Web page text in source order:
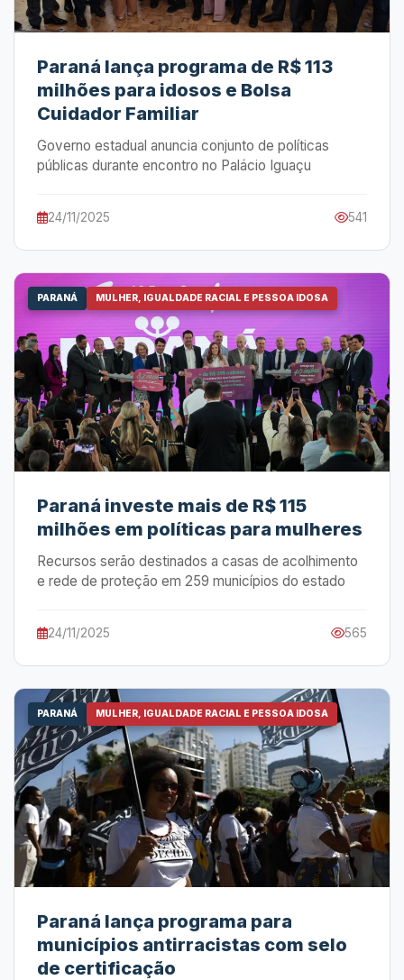
Paraná lança programa de R$ 113
milhões para idosos e Bolsa
Cuidador Familiar
Governo estadual anuncia conjunto de políticas
públicas durante encontro no Palácio Iguaçu
24/11/2025 541
PARANÁ MULHER, IGUALDADE RACIAL E PESSOA IDOSA
Paraná investe mais de R$ 115
milhões em políticas para mulheres
Recursos serão destinados a casas de acolhimento
e rede de proteção em 259 municípios do estado
24/11/2025 565
PARANÁ MULHER, IGUALDADE RACIAL E PESSOA IDOSA
Paraná lança programa para
municípios antirracistas com selo
de certificação